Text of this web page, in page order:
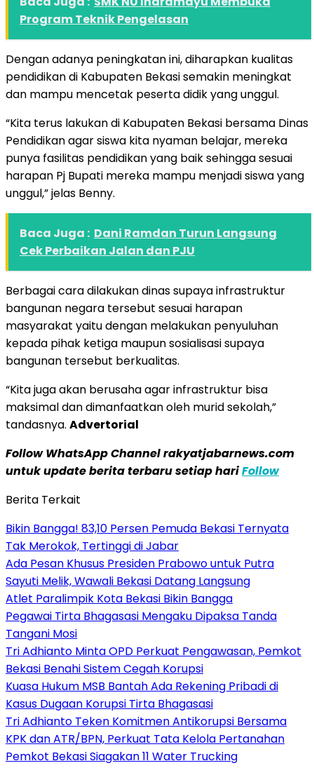
Program Teknik Pengelasan
Dengan adanya peningkatan ini, diharapkan kualitas
pendidikan di Kabupaten Bekasi semakin meningkat
dan mampu mencetak peserta didik yang unggul.
“Kita terus lakukan di Kabupaten Bekasi bersama Dinas
Pendidikan agar siswa kita nyaman belajar, mereka
punya fasilitas pendidikan yang baik sehingga sesuai
harapan Pj Bupati mereka mampu menjadi siswa yang
unggul,” jelas Benny.
Baca Juga : Dani Ramdan Turun Langsung
Cek Perbaikan Jalan dan PJU
Berbagai cara dilakukan dinas supaya infrastruktur
bangunan negara tersebut sesuai harapan
masyarakat yaitu dengan melakukan penyuluhan
kepada pihak ketiga maupun sosialisasi supaya
bangunan tersebut berkualitas.
“Kita juga akan berusaha agar infrastruktur bisa
maksimal dan dimanfaatkan oleh murid sekolah,”
tandasnya. Advertorial
Follow WhatsApp Channel rakyatjabarnews.com
untuk update berita terbaru setiap hariFollow
Berita Terkait
Bikin Bangga! 83,10 Persen Pemuda Bekasi Ternyata
Tak Merokok, Tertinggi di Jabar
Ada Pesan Khusus Presiden Prabowo untuk Putra
Sayuti Melik, Wawali Bekasi Datang Langsung
Atlet Paralimpik Kota Bekasi Bikin Bangga
Pegawai Tirta Bhagasasi Mengaku Dipaksa Tanda
Tangani Mosi
Tri Adhianto Minta OPD Perkuat Pengawasan, Pemkot
Bekasi Benahi Sistem Cegah Korupsi
Kuasa Hukum MSB Bantah Ada Rekening Pribadi di
Kasus Dugaan Korupsi Tirta Bhagasasi
Tri Adhianto Teken Komitmen Antikorupsi Bersama
KPK dan ATR/BPN, Perkuat Tata Kelola Pertanahan
Pemkot Bekasi Siagakan 11 Water Trucking